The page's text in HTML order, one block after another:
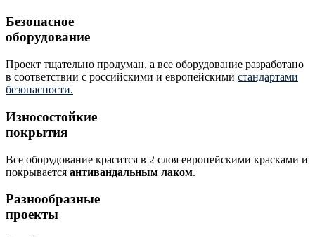
Безопасное
оборудование
Проект тщательно продуман, а все оборудование разработано
в соответствии с российскими и европейскими стандартами
безопасности.
Износостойкие
покрытия
Все оборудование красится в 2 слоя европейскими красками и
покрывается антивандальным лаком.
Разнообразные
проекты